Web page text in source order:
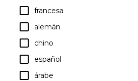
francesa
alemán
chino
español
árabe